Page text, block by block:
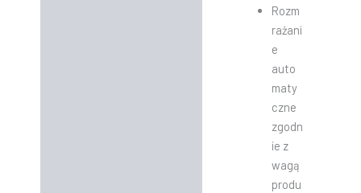
Rozm
rażani
e
auto
maty
czne
zgodn
ie z
wagą
produ